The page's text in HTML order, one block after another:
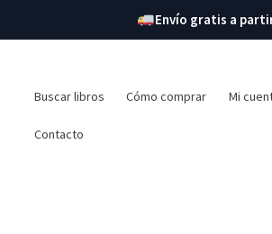
Envío gratis a
Buscar libros
Buscar: Cómo comprar Mi
Contacto